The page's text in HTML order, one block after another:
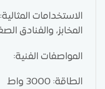
الاستخدامات
المخابز، والفنادق
المواصفات الفنية:
الطاقة: 3000 واط